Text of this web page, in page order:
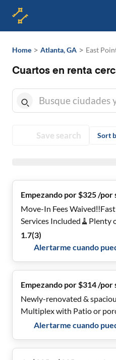
Home > Atlanta, GA > East
Cuartos en renta
Save search Sort
Empezando por $325 /por
Move-In Fees
Services
Included💲0.5 miles to
1.7(3)
Alertarme cuando
Empezando por $314 /por
Newly-renovated &
Multiplex with Patio or
Alertarme cuando